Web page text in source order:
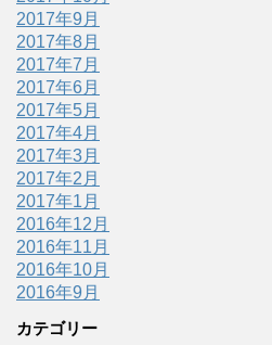
2017年9月
2017年8月
2017年7月
2017年6月
2017年5月
2017年4月
2017年3月
2017年2月
2017年1月
2016年12月
2016年11月
2016年10月
2016年9月
カテゴリー